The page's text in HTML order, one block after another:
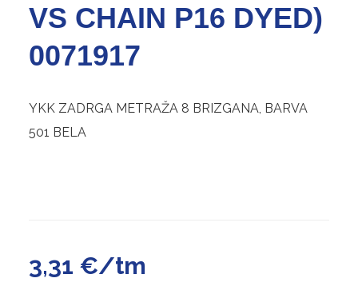
VS CHAIN P16 DYED)
0071917
YKK ZADRGA METRAŽA 8 BRIZGANA, BARVA
501 BELA
3,31 €/tm